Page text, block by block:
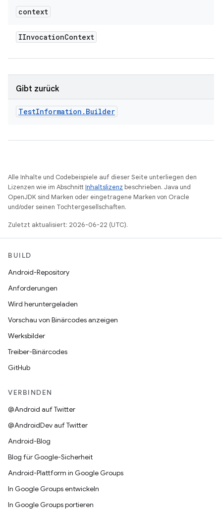
context
IInvocationContext
Gibt zurück
TestInformation . Builder
Alle Inhalte und Codebeispiele auf dieser Seite unterliegen den
Lizenzen wie im AbschnittInhaltslizenz beschrieben. Java und
OpenJDK sind Marken oder eingetragene Marken von Oracle
und/oder seinen Tochtergesellschaften.
Zuletzt aktualisiert: 2026-06-22 (UTC).
BUILD
Android-Repository
Anforderungen
Wird heruntergeladen
Vorschau von Binärcodes anzeigen
Werksbilder
Treiber-Binärcodes
GitHub
VERBINDEN
@Android auf Twitter
@AndroidDev auf Twitter
Android-Blog
Blog für Google-Sicherheit
Android-Plattform in Google Groups
In Google Groups entwickeln
In Google Groups portieren